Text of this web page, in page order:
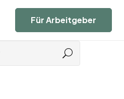
Für Arbeitgeber